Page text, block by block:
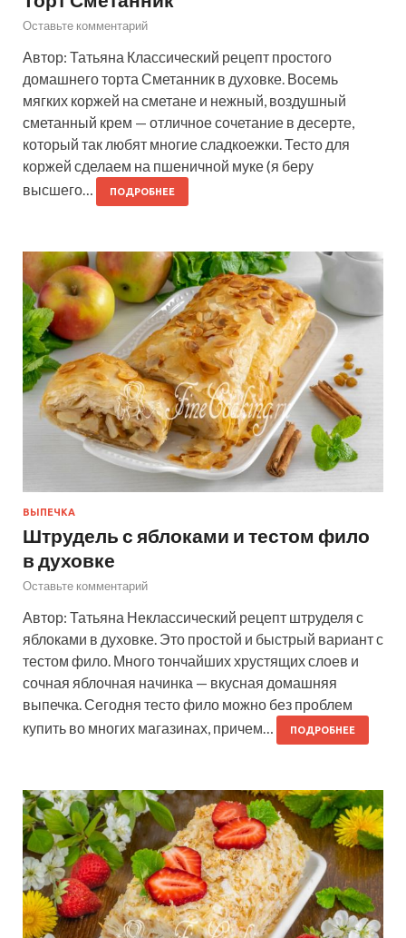
Оставьте комментарий
Автор: Татьяна Классический рецепт простого
домашнего торта Сметанник в духовке. Восемь
мягких коржей на сметане и нежный, воздушный
сметанный крем — отличное сочетание в десерте,
который так любят многие сладкоежки. Тесто для
коржей сделаем на пшеничной муке (я беру
высшего…
ПОДРОБНЕЕ
ВЫПЕЧКА
Штрудель с яблоками и тестом фило
в духовке
Оставьте комментарий
Автор: Татьяна Неклассический рецепт штруделя с
яблоками в духовке. Это простой и быстрый вариант с
тестом фило. Много тончайших хрустящих слоев и
сочная яблочная начинка — вкусная домашняя
выпечка. Сегодня тесто фило можно без проблем
купить во многих магазинах, причем…
ПОДРОБНЕЕ